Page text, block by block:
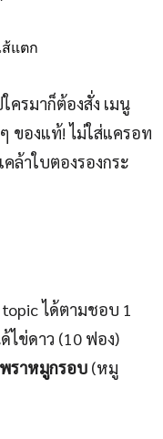
ส้แตก
ครมาก็ต้องสั่ง เมนู
ของแท้! ไม่ใส่แครอท
ล้าใบตองรองกระ
topic ได้ตามชอบ 1
ไข่ดาว (10 ฟอง)
พราหมูกรอบ (หมู